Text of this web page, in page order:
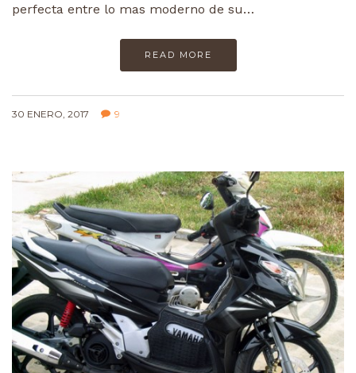
perfecta entre lo mas moderno de su…
READ MORE
30 ENERO, 2017 9